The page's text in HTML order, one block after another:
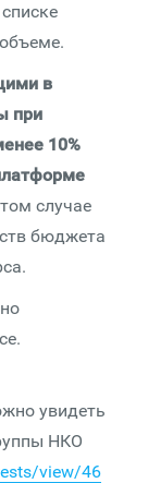
в
при
10%
случае
бюджета
увидеть
НКО
view/46